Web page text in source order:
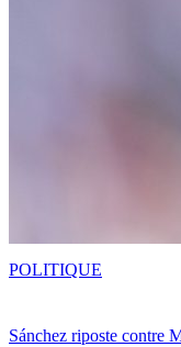
Sánchez riposte contre
POLITIQUE